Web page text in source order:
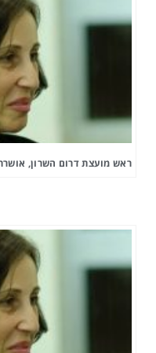
ראש מועצת דרום השרון,